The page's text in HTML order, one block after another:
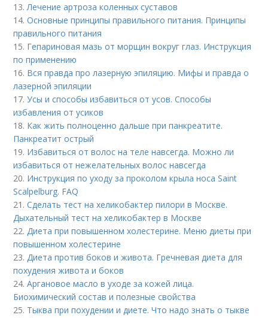
13.Лечение артроза коленных суставов
14.Основные принципы правильного питания. Принципы
правильного питания
15. Гепариновая мазь от морщин вокруг глаз. Инструкция
по применению
16. Вся правда про лазерную эпиляцию. Мифы и правда о
лазерной эпиляции
17.Усы и способы избавиться от усов. Способы
избавления от усиков
18. Как жить полноценно дальше при панкреатите.
Панкреатит острый
19. Избавиться от волос на теле навсегда. Можно ли
избавиться от нежелательных волос навсегда
20. Инструкция по уходу за проколом крыла носа Saint
Scalpelburg. FAQ
21.Сделать тест на хеликобактер пилори в Москве.
Дыхательный тест на хеликобактер в Москве
22.Диета при повышенном холестерине. Меню диеты при
повышенном холестерине
23.Диета против боков и живота. Гречневая диета для
похудения живота и боков
24.Аргановое масло в уходе за кожей лица.
Биохимический состав и полезные свойства
25. Тыква при похудении и диете. Что надо знать о тыкве